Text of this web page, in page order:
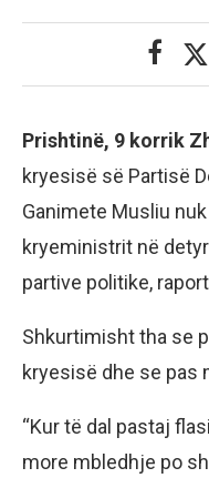
Prishtinë, 9 korrik
kryesisë së Partisë
Ganimete Musliu
kryeministrit në
partive politike,
Shkurtimisht tha se
kryesisë dhe se pas
“Kur të dal pastaj
more mbledhje po